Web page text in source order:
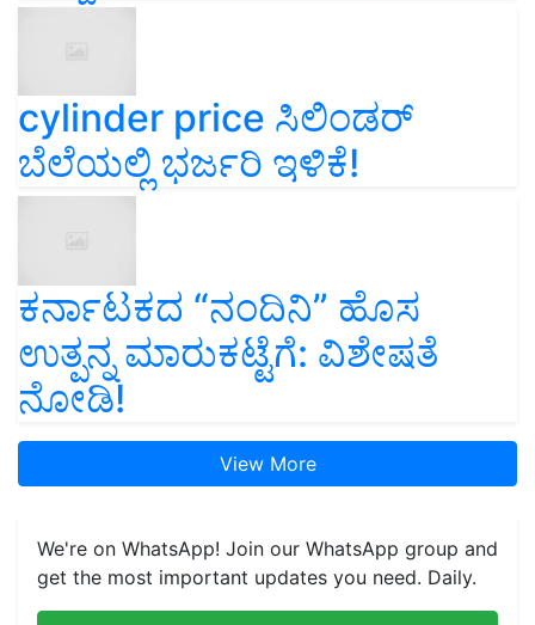
cylinder price ಸಿಲಿಂಡರ್‌
ಬೆಲೆಯಲ್ಲಿ ಭರ್ಜರಿ ಇಳಿಕೆ!
ಕರ್ನಾಟಕದ “ನಂದಿನಿ” ಹೊಸ
ಉತ್ಪನ್ನ ಮಾರುಕಟ್ಟೆಗೆ: ವಿಶೇಷತೆ
ನೋಡಿ!
View More
We're on WhatsApp! Join our WhatsApp group and
get the most important updates you need. Daily.